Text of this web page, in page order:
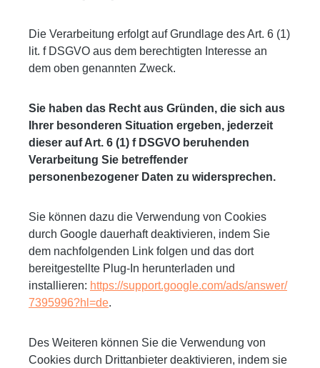
Die Verarbeitung erfolgt auf Grundlage des Art. 6 (1)
lit. f DSGVO aus dem berechtigten Interesse an
dem oben genannten Zweck.
Sie haben das Recht aus Gründen, die sich aus
Ihrer besonderen Situation ergeben, jederzeit
dieser auf Art. 6 (1) f DSGVO beruhenden
Verarbeitung Sie betreffender
personenbezogener Daten zu widersprechen.
Sie können dazu die Verwendung von Cookies
durch Google dauerhaft deaktivieren, indem Sie
dem nachfolgenden Link folgen und das dort
bereitgestellte Plug-In herunterladen und
installieren: https://support.google.com/ads/answer/
7395996?hl=de.
Des Weiteren können Sie die Verwendung von
Cookies durch Drittanbieter deaktivieren, indem sie